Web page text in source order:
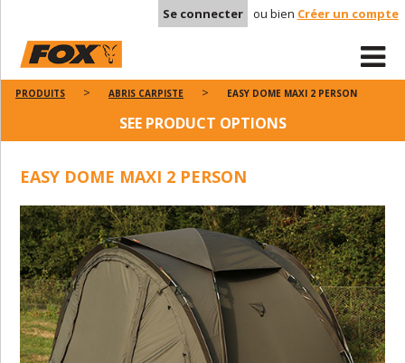
Se connecter ou bien Créer un compte
PRODUITS ABRIS CARPISTE EASY DOME MAXI 2 PERSON
SEE PRODUCT OPTIONS
EASY DOME MAXI 2 PERSON